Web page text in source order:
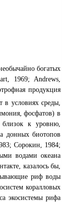
богатых
1969; Andrews,
продукция
условиях среды,
фосфатов) в
к уровню,
донных биотопов
Сорокин, 1984;
водами океана
казалось бы,
риф воды
коралловых
экосистемы рифа